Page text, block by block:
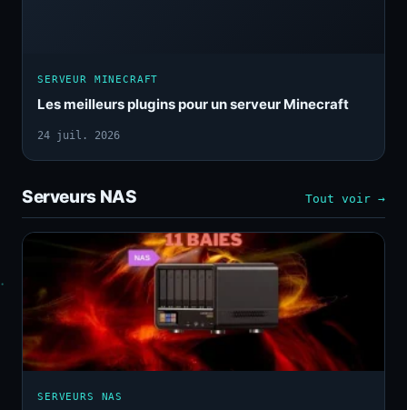
SERVEUR MINECRAFT
Les meilleurs plugins pour un serveur Minecraft
24 juil. 2026
Serveurs NAS Tout voir →
SERVEURS NAS